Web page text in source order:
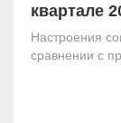
квартале
Настроения
сравнении с